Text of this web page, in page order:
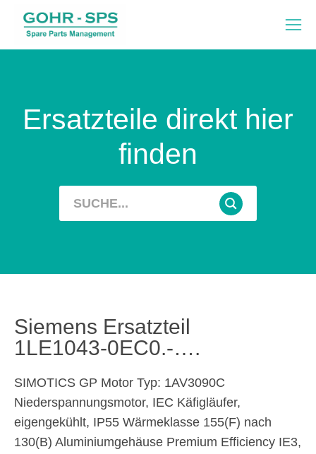
Ersatzteile direkt hier
finden
Siemens Ersatzteil
1LE1043-0EC0.-….
SIMOTICS GP Motor Typ: 1AV3090C
Niederspannungsmotor, IEC Käfigläufer,
eigengekühlt, IP55 Wärmeklasse 155(F) nach
130(B) Aluminiumgehäuse Premium Efficiency IE3,